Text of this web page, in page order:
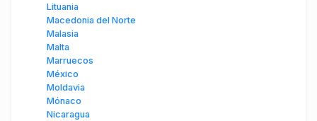
Lituania
Macedonia del Norte
Malasia
Malta
Marruecos
México
Moldavia
Mónaco
Nicaragua